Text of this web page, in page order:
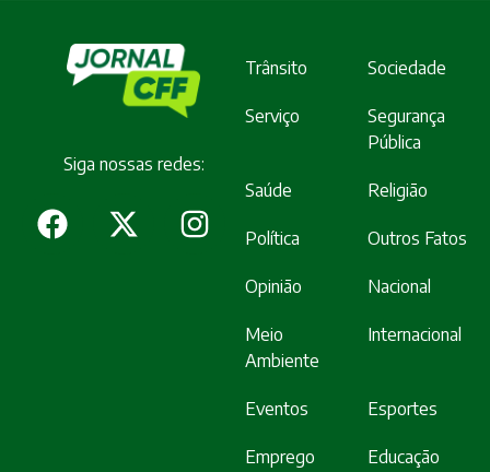
Siga nossas redes:
Trânsito Sociedade
Serviço
Segurança
Pública
Saúde Religião
Política Outros Fatos
Opinião Nacional
Meio
Ambiente
Internacional
Eventos Esportes
Emprego Educação